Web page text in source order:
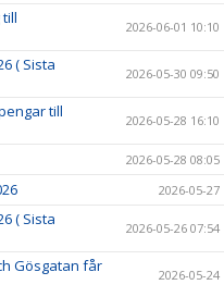
2026-06-01 10:10
( Sista
2026-05-30 09:50
till
2026-05-28 16:10
2026-05-28 08:05
2026-05-27
( Sista
2026-05-26 07:54
Gösgatan får
2026-05-24